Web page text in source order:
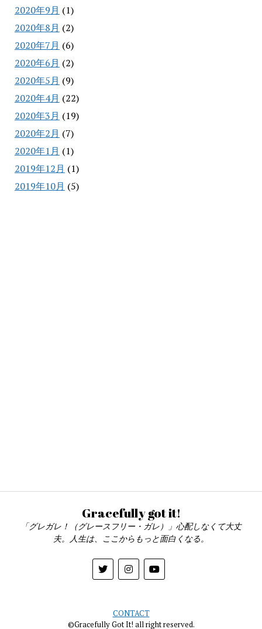
2020年9月 (1)
2020年8月 (2)
2020年7月 (6)
2020年6月 (2)
2020年5月 (9)
2020年4月 (22)
2020年3月 (19)
2020年2月 (7)
2020年1月 (1)
2019年12月 (1)
2019年10月 (5)
Gracefully got it!
「グレガレ！（グレースフリー・ガレ）」心配しなくて大丈
夫。人生は、ここからもっと面白くなる。
CONTACT
©Gracefully Got It! all right reserved.